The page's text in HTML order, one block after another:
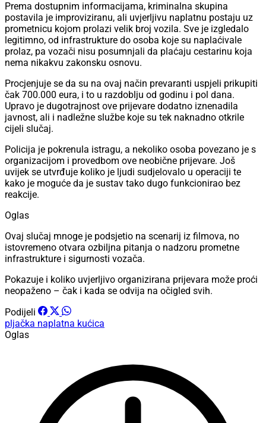
Prema dostupnim informacijama, kriminalna skupina
postavila je improviziranu, ali uvjerljivu naplatnu postaju uz
prometnicu kojom prolazi velik broj vozila. Sve je izgledalo
legitimno, od infrastrukture do osoba koje su naplaćivale
prolaz, pa vozači nisu posumnjali da plaćaju cestarinu koja
nema nikakvu zakonsku osnovu.
Procjenjuje se da su na ovaj način prevaranti uspjeli prikupiti
čak 700.000 eura, i to u razdoblju od godinu i pol dana.
Upravo je dugotrajnost ove prijevare dodatno iznenadila
javnost, ali i nadležne službe koje su tek naknadno otkrile
cijeli slučaj.
Policija je pokrenula istragu, a nekoliko osoba povezano je s
organizacijom i provedbom ove neobične prijevare. Još
uvijek se utvrđuje koliko je ljudi sudjelovalo u operaciji te
kako je moguće da je sustav tako dugo funkcionirao bez
reakcije.
Oglas
Ovaj slučaj mnoge je podsjetio na scenarij iz filmova, no
istovremeno otvara ozbiljna pitanja o nadzoru prometne
infrastrukture i sigurnosti vozača.
Pokazuje i koliko uvjerljivo organizirana prijevara može proći
neopaženo – čak i kada se odvija na očigled svih.
Podijeli
pljačka naplatna kućica
Oglas